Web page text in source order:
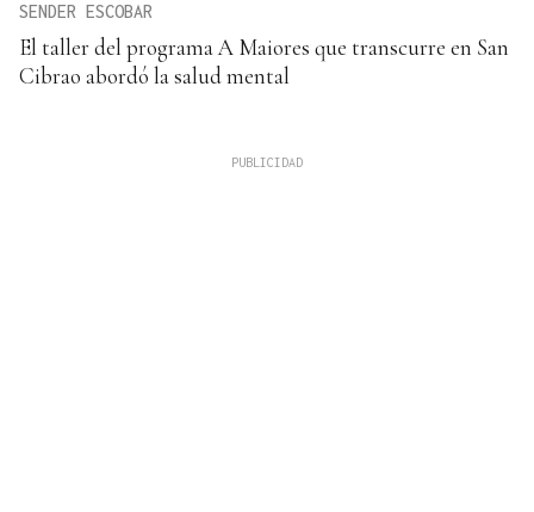
SENDER ESCOBAR
El taller del programa A Maiores que transcurre en San
Cibrao abordó la salud mental